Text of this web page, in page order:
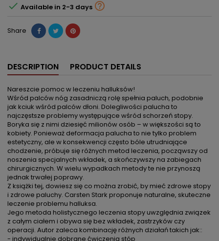
 Available in 2-3 days 
Share
DESCRIPTION PRODUCT DETAILS
Nareszcie pomoc w leczeniu halluksów!
Wśród palców nóg zasadniczą rolę spełnia paluch, podobnie
jak kciuk wśród palców dłoni. Dolegliwości palucha to
najczęstsze problemy występujące wśród schorzeń stopy.
Boryka się z nimi dziesięć milionów osób – w większości są to
kobiety. Ponieważ deformacja palucha to nie tylko problem
estetyczny, ale w konsekwencji często bóle utrudniające
chodzenie, próbuje się różnych metod leczenia, począwszy od
noszenia specjalnych wkładek, a skończywszy na zabiegach
chirurgicznych. W wielu wypadkach metody te nie przynoszą
jednak trwałej poprawy.
Z książki tej, dowiesz się co można zrobić, by mieć zdrowe stopy
i zdrowe paluchy. Carsten Stark proponuje naturalne, skuteczne
leczenie problemu halluksa.
Jego metoda holistycznego leczenia stopy uwzględnia związek
z całym ciałem i obywa się bez wkładek, zastrzyków czy
operacji. Autor zaleca kombinację różnych działań takich jak::
- indywidualnie dobrane ćwiczenia stóp